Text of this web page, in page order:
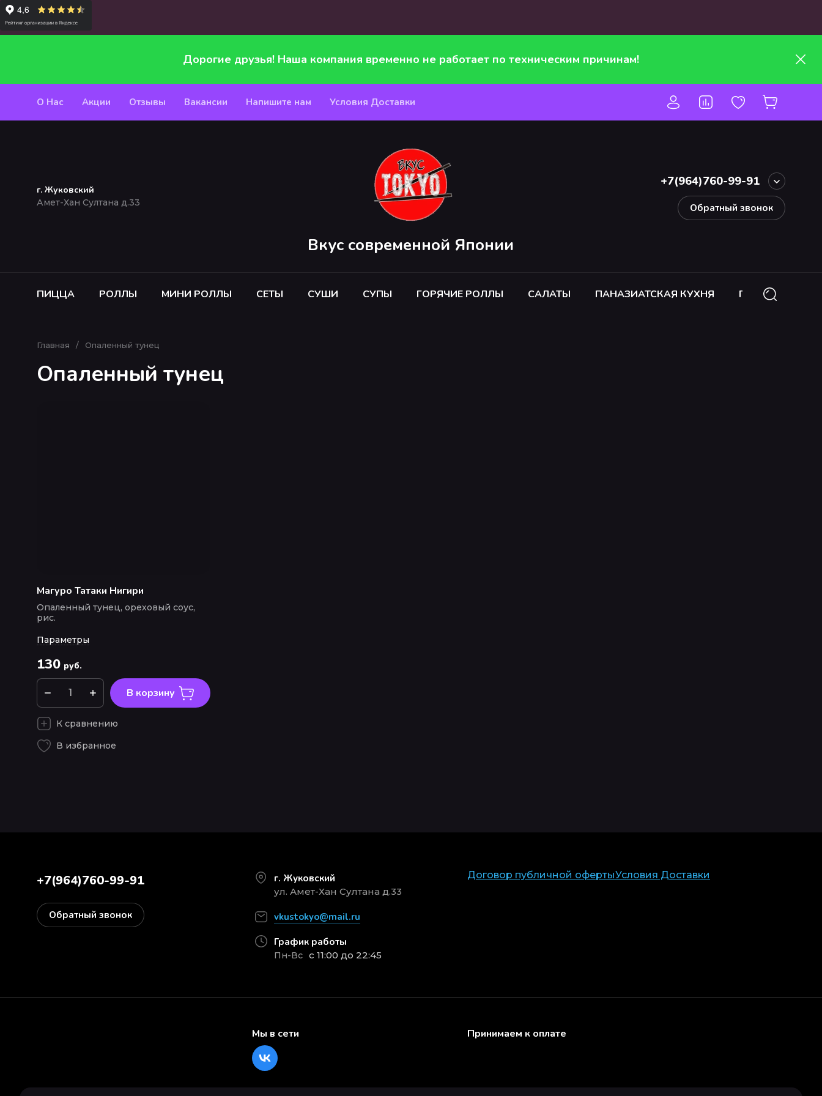
Дорогие друзья! Наша компания временно не работает по техническим причинам!
О Нас Акции Отзывы Вакансии Напишите нам Условия Доставки
Вкус современной Японии
г. Жуковский
Амет-Хан Султана д.33
+7(964)760-99-91
Обратный звонок
ПИЦЦА РОЛЛЫ МИНИ РОЛЛЫ СЕТЫ СУШИ СУПЫ ГОРЯЧИЕ РОЛЛЫ САЛАТЫ ПАНАЗИАТСКАЯ КУХНЯ ГОРЯЧИЕ
Главная / Опаленный тунец
Опаленный тунец
Магуро Татаки Нигири
Опаленный тунец, ореховый соус,
рис.
Параметры
130 руб.
В корзину
К сравнению
В избранное
+7(964)760-99-91
Обратный звонок
г. Жуковский
ул. Амет-Хан Султана д.33
vkustokyo@mail.ru
График работы
Пн-Вс с 11:00 до 22:45
Договор публичной офертыУсловия Доставки
Мы в сети Принимаем к оплате